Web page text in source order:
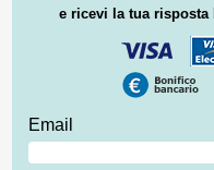
e ricevi la tua risposta
Email